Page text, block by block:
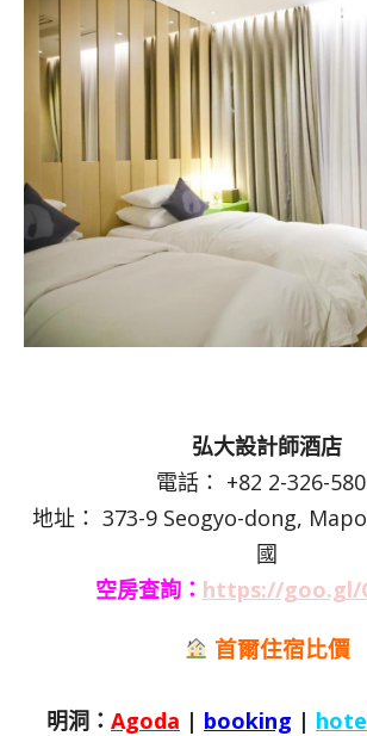
弘大設計師酒店
電話： +82 2-326-
地址： 373-9 Seogyo-dong,
國
空房查詢： https://goo.gl/
首爾住宿比價
明洞： Agoda | booking |